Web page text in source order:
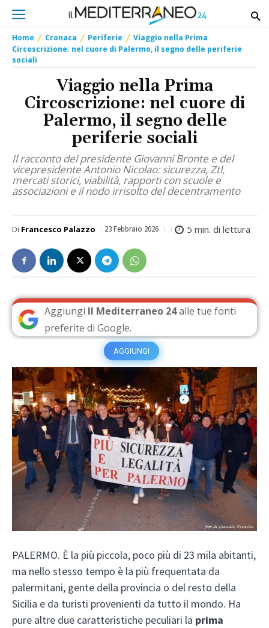
Home Cronaca Periferie
Viaggio nella Prima
Circoscrizione: nel cuore di Palermo, il segno delle periferie
sociali
Viaggio nella Prima
Circoscrizione: nel cuore di
Palermo, il segno delle
periferie sociali
Il racconto del presidente Giovanni Bronte e del
vicepresidente Antonio Nicolao: sicurezza, Ztl,
mercati storici, viabilità, rapporti con scuole e
associazioni e il nodo irrisolto del decentramento
Di Francesco Palazzo 23 Febbraio 2026 5 min. di lettura
Aggiungi Il Mediterraneo 24alle tue fonti
preferite di Google.
AGGIUNGI
PALERMO. È la più piccola, poco più di 23 mila abitanti,
ma nello stesso tempo è la più frequentata da
palermitani, gente della provincia o del resto della
Sicilia e da turisti provenienti da tutto il mondo. Ha
pure altre due caratteristiche peculiari la prima